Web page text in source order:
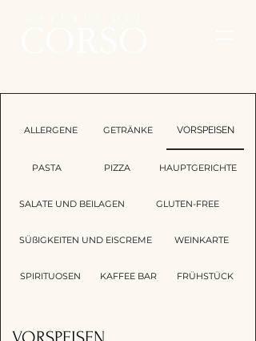
ALLERGENE GETRÄNKE VORSPEISEN
PASTA PIZZA HAUPTGERICHTE
SALATE UND BEILAGEN GLUTEN-FREE
SÜßIGKEITEN UND EISCREME WEINKARTE
SPIRITUOSEN KAFFEE BAR FRÜHSTÜCK